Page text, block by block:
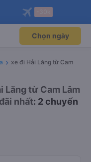
Mở app
bay qua
Mở app
Chọn ngày
xe đi Hải Lăng từ Cam
Lăng từ Cam Lâm
nhất: 2 chuyến